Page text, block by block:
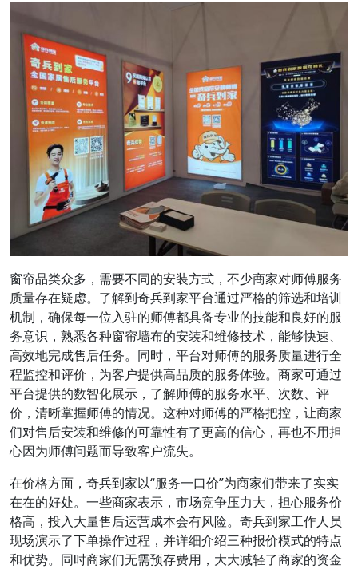
窗帘品类众多，需要不同的安装方式，不少商家对师傅服务
质量存在疑虑。了解到奇兵到家平台通过严格的筛选和培训
机制，确保每一位入驻的师傅都具备专业的技能和良好的服
务意识，熟悉各种窗帘墙布的安装和维修技术，能够快速、
高效地完成售后任务。同时，平台对师傅的服务质量进行全
程监控和评价，为客户提供高品质的服务体验。商家可通过
平台提供的数智化展示，了解师傅的服务水平、次数、评
价，清晰掌握师傅的情况。这种对师傅的严格把控，让商家
们对售后安装和维修的可靠性有了更高的信心，再也不用担
心因为师傅问题而导致客户流失。
在价格方面，奇兵到家以“服务一口价”为商家们带来了实实
在在的好处。一些商家表示，市场竞争压力大，担心服务价
格高，投入大量售后运营成本会有风险。奇兵到家工作人员
现场演示了下单操作过程，并详细介绍三种报价模式的特点
和优势。同时商家们无需预存费用，大大减轻了商家的资金